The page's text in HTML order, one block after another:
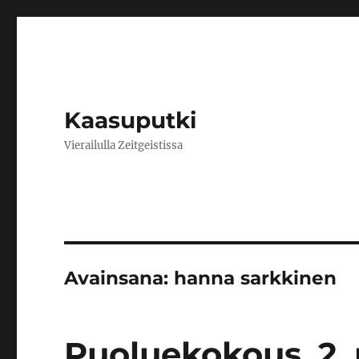
Kaasuputki
Vierailulla Zeitgeistissa
Avainsana: hanna sarkkinen